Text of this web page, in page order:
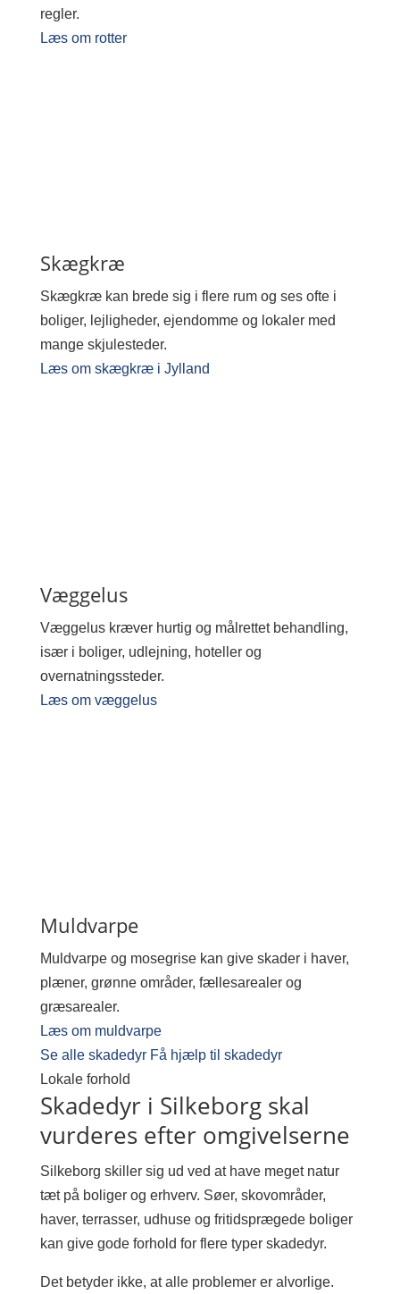
regler.
Læs om rotter
Skægkræ
Skægkræ kan brede sig i flere rum og ses ofte i
boliger, lejligheder, ejendomme og lokaler med
mange skjulesteder.
Læs om skægkræ i Jylland
Væggelus
Væggelus kræver hurtig og målrettet behandling,
især i boliger, udlejning, hoteller og
overnatningssteder.
Læs om væggelus
Muldvarpe
Muldvarpe og mosegrise kan give skader i haver,
plæner, grønne områder, fællesarealer og
græsarealer.
Læs om muldvarpe
Se alle skadedyr Få hjælp til skadedyr
Lokale forhold
Skadedyr i Silkeborg skal
vurderes efter omgivelserne
Silkeborg skiller sig ud ved at have meget natur
tæt på boliger og erhverv. Søer, skovområder,
haver, terrasser, udhuse og fritidsprægede boliger
kan give gode forhold for flere typer skadedyr.
Det betyder ikke, at alle problemer er alvorlige.